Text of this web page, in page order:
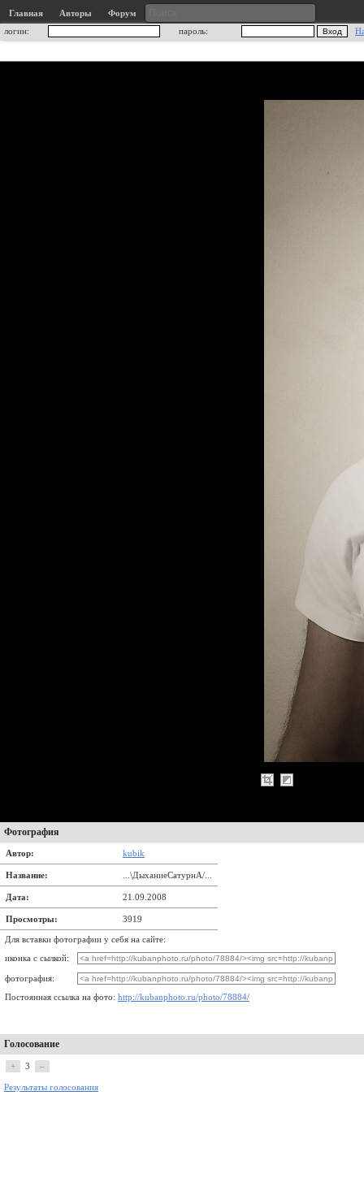
Главная Авторы
Форум
логин:
пароль:
Фотография
Автор: kubik
Название: ...\ДыханиеСатурнА/...
Дата: 21.09.2008
Просмотры: 3919
Для вставки фотографии у себя на сайте:
иконка с сылкой:
фотография:
Постоянная ссылка на фото: http://kubanphoto.ru/photo/78884/
Голосование
+ 3 –
Результаты голосования